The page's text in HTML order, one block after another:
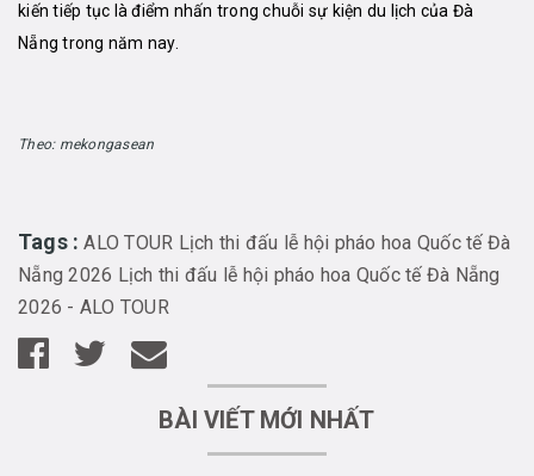
kiến tiếp tục là điểm nhấn trong chuỗi sự kiện du lịch của Đà
Nẵng trong năm nay.
Theo: mekongasean
Tags :ALO TOUR Lịch thi đấu lễ hội pháo hoa Quốc tế Đà
Nẵng 2026 Lịch thi đấu lễ hội pháo hoa Quốc tế Đà Nẵng
2026 - ALO TOUR
BÀI VIẾT MỚI NHẤT